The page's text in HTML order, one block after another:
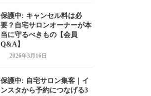
保護中: キャンセル料は必
要？自宅サロンオーナーが本
当に守るべきもの【会員
Q&A】
2026年3月16日
保護中: 自宅サロン集客｜イ
ンスタから予約につなげる3